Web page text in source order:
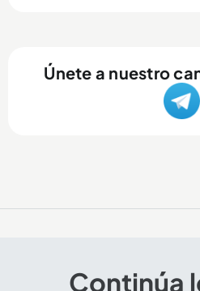
Únete a nuestro
Continúa